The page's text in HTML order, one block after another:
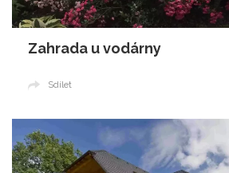
Zahrada u vodárny
Sdílet